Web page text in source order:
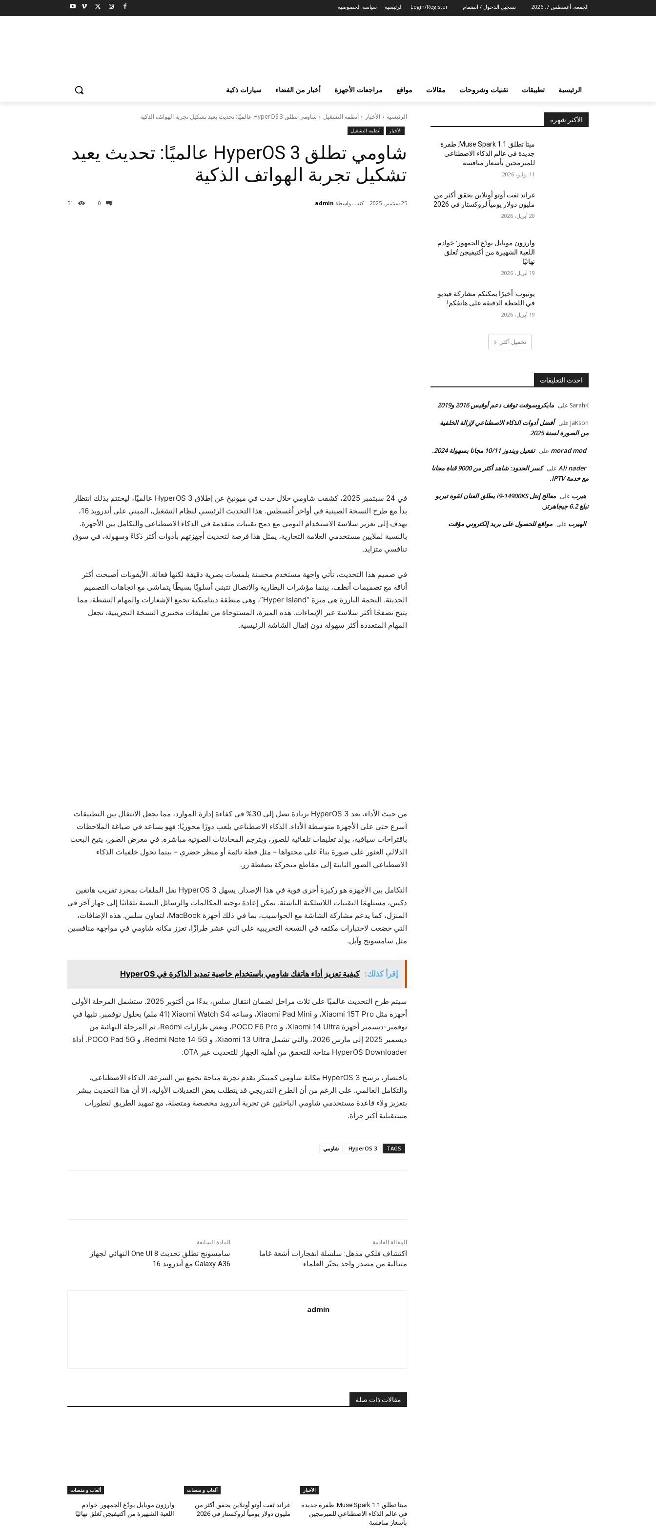
الجمعة, أغسطس 7, 2026 تسجيل الدخول / انضمام سياسة الخصوصية الرئيسية Login/Register
الرئيسية تطبيقات تقنيات وشروحات مقالات مواقع مراجعات الأجهزة أخبار من الفضاء سيارات ذكية
الرئيسية الأخبار أنظمة التشغيل شاومي تطلق HyperOS 3 عالميًا: تحديث يعيد تشكيل تجربة الهواتف الذكية
الأخبار أنظمة التشغيل
شاومي تطلق HyperOS 3 عالميًا: تحديث يعيد
تشكيل تجربة الهواتف الذكية
0
51 25 سبتمبر، 2025 كتب بواسطة admin
في 24 سبتمبر 2025، كشفت شاومي خلال حدث في ميونيخ عن إطلاق HyperOS 3 عالميًا، ليختتم بذلك انتظار
بدأ مع طرح النسخة الصينية في أواخر أغسطس. هذا التحديث الرئيسي لنظام التشغيل، المبني على أندرويد 16،
يهدف إلى تعزيز سلاسة الاستخدام اليومي مع دمج تقنيات متقدمة في الذكاء الاصطناعي والتكامل بين الأجهزة.
بالنسبة لملايين مستخدمي العلامة التجارية، يمثل هذا فرصة لتحديث أجهزتهم بأدوات أكثر ذكاءً وسهولة، في سوق
تنافسي متزايد.
في صميم هذا التحديث، تأتي واجهة مستخدم محسنة بلمسات بصرية دقيقة لكنها فعالة. الأيقونات أصبحت أكثر
أناقة مع تصميمات أنظف، بينما مؤشرات البطارية والاتصال تتبنى أسلوبًا بسيطًا يتماشى مع اتجاهات التصميم
الحديثة. النجمة البارزة هي ميزة “Hyper Island”، وهي منطقة ديناميكية تجمع الإشعارات والمهام النشطة، مما
يتيح تصفحًا أكثر سلاسة عبر الإيماءات. هذه الميزة، المستوحاة من تعليقات مختبري النسخة التجريبية، تجعل
المهام المتعددة أكثر سهولة دون إثقال الشاشة الرئيسية.
من حيث الأداء، يعد HyperOS 3 بزيادة تصل إلى 30% في كفاءة إدارة الموارد، مما يجعل الانتقال بين التطبيقات
أسرع حتى على الأجهزة متوسطة الأداء. الذكاء الاصطناعي يلعب دورًا محوريًا: فهو يساعد في صياغة الملاحظات
باقتراحات سياقية، يولد تعليقات تلقائية للصور، ويترجم المحادثات الصوتية مباشرة. في معرض الصور، يتيح البحث
الدلالي العثور على صورة بناءً على محتواها – مثل قطة نائمة أو منظر حضري – بينما تحول خلفيات الذكاء
الاصطناعي الصور الثابتة إلى مقاطع متحركة بضغطة زر.
التكامل بين الأجهزة هو ركيزة أخرى قوية في هذا الإصدار. يسهل HyperOS 3 نقل الملفات بمجرد تقريب هاتفين
ذكيين، مستلهمًا التقنيات اللاسلكية الناشئة. يمكن إعادة توجيه المكالمات والرسائل النصية تلقائيًا إلى جهاز آخر في
المنزل، كما يدعم مشاركة الشاشة مع الحواسيب، بما في ذلك أجهزة MacBook، لتعاون سلس. هذه الإضافات،
التي خضعت لاختبارات مكثفة في النسخة التجريبية على اثني عشر طرازًا، تعزز مكانة شاومي في مواجهة منافسين
مثل سامسونج وآبل.
إقرأ كذلك: كيفية تعزيز أداء هاتفك شاومي باستخدام خاصية تمديد الذاكرة في HyperOS
سيتم طرح التحديث عالميًا على ثلاث مراحل لضمان انتقال سلس، بدءًا من أكتوبر 2025. ستشمل المرحلة الأولى
أجهزة مثل Xiaomi 15T Pro، و Xiaomi Pad Mini، وساعة Xiaomi Watch S4 (41 ملم) بحلول نوفمبر. تليها في
نوفمبر-ديسمبر أجهزة Xiaomi 14 Ultra، و POCO F6 Pro، وبعض طرازات Redmi، ثم المرحلة النهائية من
ديسمبر 2025 إلى مارس 2026، والتي تشمل Xiaomi 13 Ultra، و Redmi Note 14 5G، و POCO Pad 5G. أداة
HyperOS Downloader متاحة للتحقق من أهلية الجهاز للتحديث عبر OTA.
باختصار، يرسخ HyperOS 3 مكانة شاومي كمبتكر يقدم تجربة متاحة تجمع بين السرعة، الذكاء الاصطناعي،
والتكامل العالمي. على الرغم من أن الطرح التدريجي قد يتطلب بعض التعديلات الأولية، إلا أن هذا التحديث يبشر
بتعزيز ولاء قاعدة مستخدمي شاومي الباحثين عن تجربة أندرويد مخصصة ومتصلة، مع تمهيد الطريق لتطورات
مستقبلية أكثر جرأة.
TAGS
HyperOS 3 شاومي
المادة السابقة
سامسونج تطلق تحديث One UI 8 النهائي لجهاز
Galaxy A36 مع أندرويد 16
المقالة القادمة
اكتشاف فلكي مذهل: سلسلة انفجارات أشعة غاما
متتالية من مصدر واحد يحيّر العلماء
admin
مقالات ذات صلة
الأخبار
ميتا تطلق Muse Spark 1.1: طفرة جديدة
في عالم الذكاء الاصطناعي للمبرمجين
بأسعار منافسة
ألعاب و منصات
غراند ثفت أوتو أونلاين يحقق أكثر من
مليون دولار يومياً لروكستار في 2026
ألعاب و منصات
وارزون موبايل يودّع الجمهور: خوادم
اللعبة الشهيرة من أكتيفيجن تُغلق نهائيًا
الأكثر شهرة
ميتا تطلق Muse Spark 1.1: طفرة
جديدة في عالم الذكاء الاصطناعي
للمبرمجين بأسعار منافسة
11 يوليو، 2026
غراند ثفت أوتو أونلاين يحقق أكثر من
مليون دولار يومياً لروكستار في 2026
20 أبريل، 2026
وارزون موبايل يودّع الجمهور: خوادم
اللعبة الشهيرة من أكتيفيجن تُغلق
نهائيًا
19 أبريل، 2026
يوتيوب: أخيرًا يمكنكم مشاركة فيديو
في اللحظة الدقيقة على هاتفكم!
19 أبريل، 2026
تحميل أكثر
احدث التعليقات
SarahK على مايكروسوفت توقف دعم أوفيس 2016 و2019
JaKson على أفضل أدوات الذكاء الاصطناعي لإزالة الخلفية
من الصورة لسنة 2025
morad mod على تفعيل ويندوز 10/11 مجانا بسهولة 2024.
Ali nader على
كسر الحدود: شاهد أكثر من 9000 قناة مجانا
مع خدمة IPTV.
هيرب على
معالج إنتل i9-14900KS يطلق العنان لقوة تيربو
تبلغ 6.2 جيجاهرتز.
الهيرب على مواقع للحصول على بريد إلكتروني مؤقت